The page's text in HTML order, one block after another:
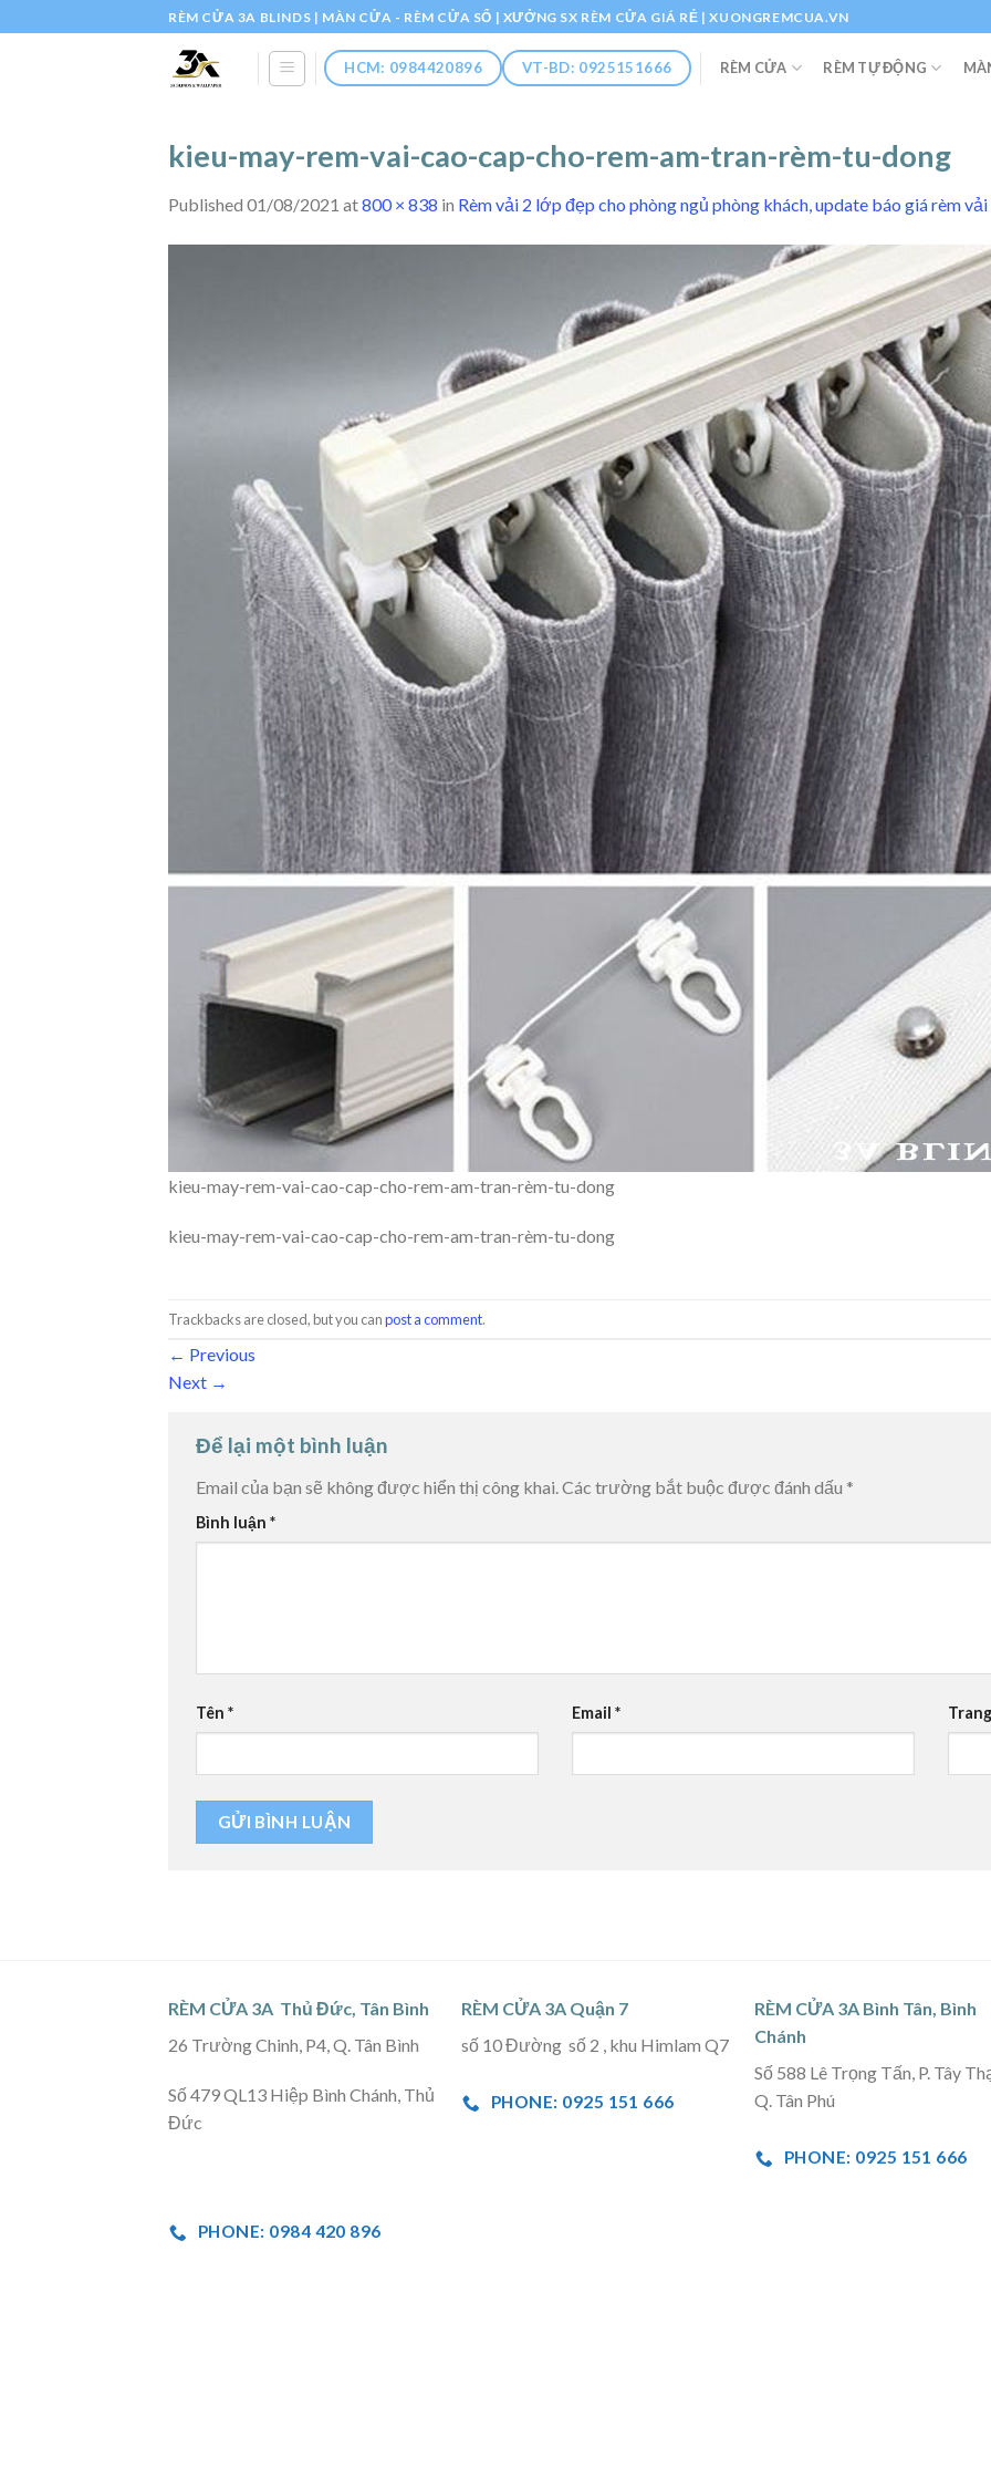
to
RÈM CỬA 3A BLINDS | MÀN CỬA - RÈM CỬA SỔ | XƯỞNG SX RÈM CỬA GIÁ RẺ | XUONGREMCUA.VN
HCM: 0984420896 VT-BD: 0925151666 RÈM CỬA RÈM TỰ ĐỘNG
kieu-may-rem-vai-cao-cap-cho-rem-am-tran-rèm-tu-dong
Published 01/08/2021 at800 × 838 in Rèm vải 2 lớp đẹp cho phòng ngủ phòng khách, update báo giá rèm
kieu-may-rem-vai-cao-cap-cho-rem-am-tran-rèm-tu-dong
kieu-may-rem-vai-cao-cap-cho-rem-am-tran-rèm-tu-dong
Trackbacks are closed, but you canpost a comment.
← Previous
Next →
Để lại một bình luận
Email của bạn sẽ không được hiển thị công khai.Các trường bắt buộc được đánh dấu *
Bình luận *
Tên * Email *
RÈM CỬA 3A Thủ Đức, Tân Bình
26 Trường Chinh, P4, Q. Tân Bình
Số 479 QL13 Hiệp Bình Chánh, Thủ
Đức
PHONE: 0984 420 896
RÈM CỬA 3A Quận 7
số 10 Đường số 2 , khu Himlam Q7
PHONE: 0925 151 666
RÈM CỬA 3A Bình Tân, Bình
Chánh
Số 588 Lê Trọng Tấn, P. Tây
Q. Tân Phú
PHONE: 0925 151 666